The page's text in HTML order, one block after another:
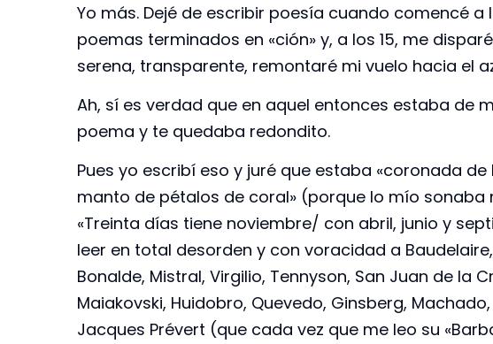
Yo más. Dejé de escribir poesía cuando comencé a
poemas terminados en «ción» y, a los 15, me
serena, transparente, remontaré mi vuelo hacia el
Ah, sí es verdad que en aquel entonces estaba de
poema y te quedaba redondito.
Pues yo escribí eso y juré que estaba «coronada
manto de pétalos de coral» (porque lo mío sonaba
«Treinta días tiene noviembre/ con abril, junio y
leer en total desorden y con voracidad a
Bonalde, Mistral, Virgilio, Tennyson, San Juan de la
Maiakovski, Huidobro, Quevedo, Ginsberg,
Jacques Prévert (que cada vez que me leo su